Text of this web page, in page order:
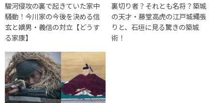
駿河侵攻の裏で起きていた家中
騒動！今川家の今後を決める信
玄と嫡男・義信の対立【どうす
る家康】
裏切り者？それとも名将？築城
の天才・藤堂高虎の江戸城縄張
りと、石垣に見る驚きの築城
術！